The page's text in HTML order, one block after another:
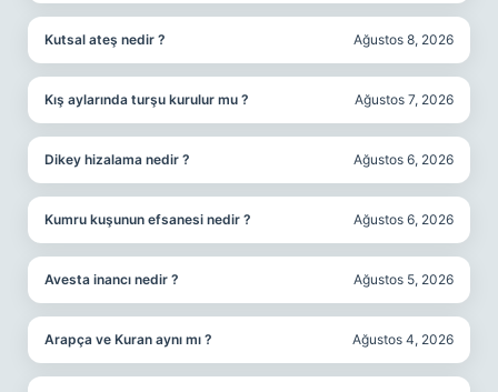
Kutsal ateş nedir ? Ağustos 8, 2026
Kış aylarında turşu kurulur mu ? Ağustos 7, 2026
Dikey hizalama nedir ? Ağustos 6, 2026
Kumru kuşunun efsanesi nedir ? Ağustos 6, 2026
Avesta inancı nedir ? Ağustos 5, 2026
Arapça ve Kuran aynı mı ? Ağustos 4, 2026